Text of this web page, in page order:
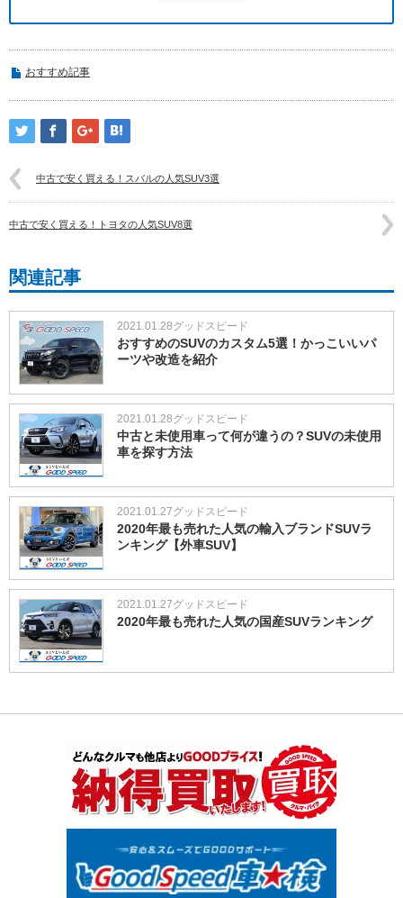
おすすめ記事
中古で安く買える！スバルの人気SUV3選
中古で安く買える！トヨタの人気SUV8選
関連記事
2021.01.28グッドスピード
おすすめのSUVのカスタム5選！かっこいいパ
ーツや改造を紹介
2021.01.28グッドスピード
中古と未使用車って何が違うの？SUVの未使用
車を探す方法
2021.01.27グッドスピード
2020年最も売れた人気の輸入ブランドSUVラ
ンキング【外車SUV】
2021.01.27グッドスピード
2020年最も売れた人気の国産SUVランキング